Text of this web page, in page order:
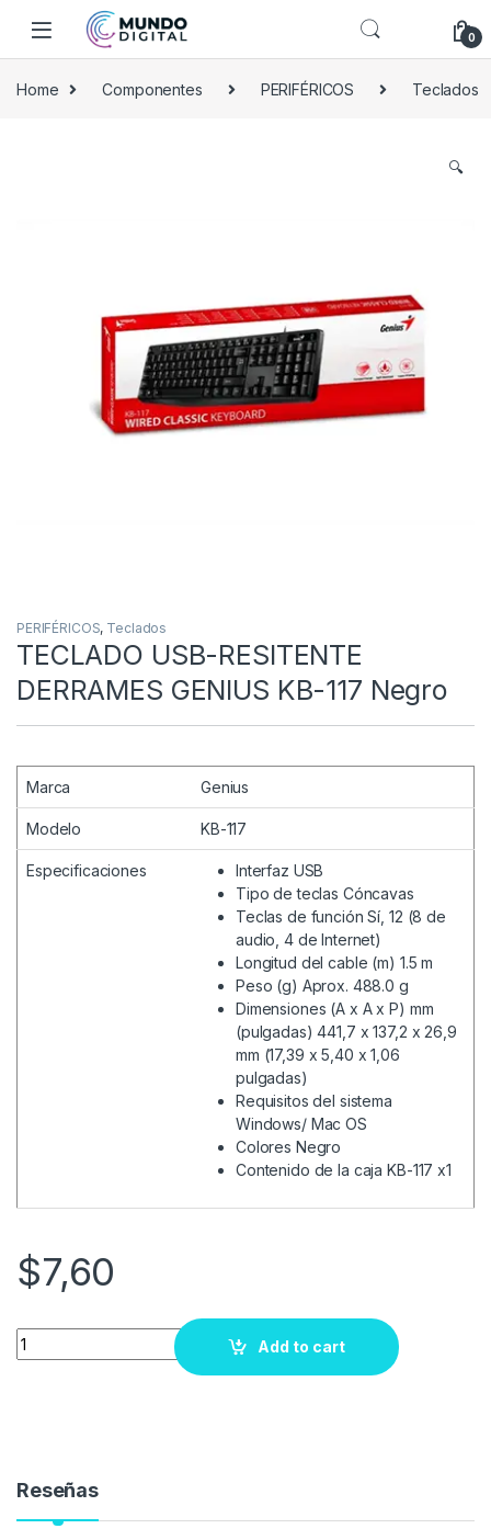
Skip to navigation
Skip to content
0
Home Componentes PERIFÉRICOS Teclados
🔍
PERIFÉRICOS, Teclados
TECLADO USB-RESITENTE
DERRAMES GENIUS KB-117 Negro
Marca Genius
Modelo KB-117
Especificaciones
Interfaz USB
Tipo de teclas Cóncavas
Teclas de función Sí, 12 (8 de
audio, 4 de Internet)
Longitud del cable (m) 1.5 m
Peso (g) Aprox. 488.0 g
Dimensiones (A x A x P) mm
(pulgadas) 441,7 x 137,2 x 26,9
mm (17,39 x 5,40 x 1,06
pulgadas)
Requisitos del sistema
Windows/ Mac OS
Colores Negro
Contenido de la caja KB-117 x1
$7,60
Quantity
Add to cart
Reseñas